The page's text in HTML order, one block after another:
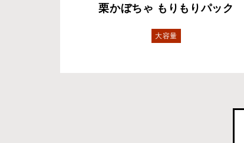
栗かぼちゃ もりもりパック
大容量